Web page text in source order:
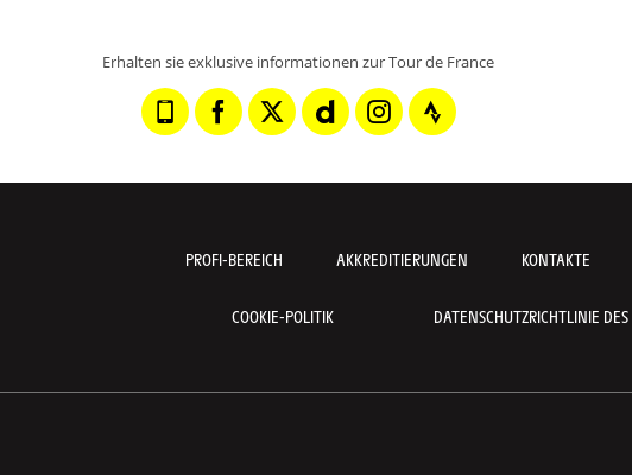
Erhalten sie exklusive informationen zur Tour de France
PROFI-BEREICH AKKREDITIERUNGEN KONTAKTE
COOKIE-POLITIK DATENSCHUTZRICHTLINIE DES